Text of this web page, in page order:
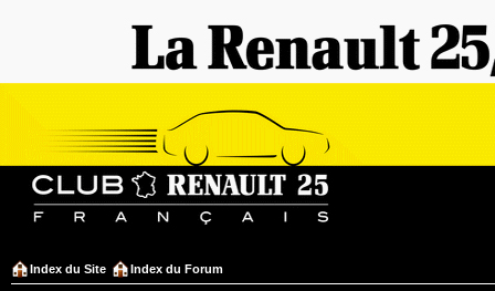
Index du Site Index du Forum